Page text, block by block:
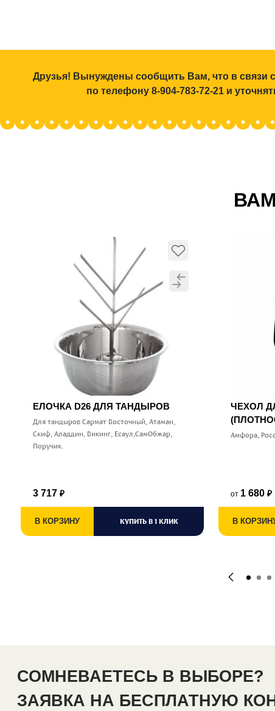
Друзья! Вынуждены сообщить Вам, что в связи
по телефону 8-904-783-72-21 и
ЕЛОЧКА D26 ДЛЯ ТАНДЫРОВ
Для тандыров Сармат Восточный, Атаман,
Скиф, Аладдин, Викинг, Есаул,СамОбжар,
Поручик.
3 717 ₽
В КОРЗИНУ КУПИТЬ В 1 КЛИК
ЧЕХОЛ
Амфора,
от 1 680 ₽
В
СОМНЕВАЕТЕСЬ В ВЫБОРЕ?
ЗАЯВКА НА БЕСПЛАТНУЮ